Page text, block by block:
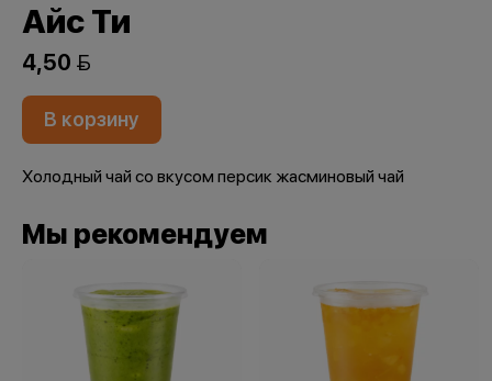
Айс Ти
4,50 
В корзину
Холодный чай со вкусом персик жасминовый чай
Мы рекомендуем